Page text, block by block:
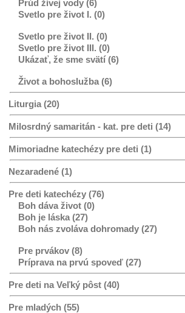
Prúd živej vody (6)
Svetlo pre život I. (0)
Svetlo pre život II. (0)
Svetlo pre život III. (0)
Ukázať, že sme svätí (6)
Život a bohoslužba (6)
Liturgia (20)
Milosrdný samaritán - kat. pre deti (14)
Mimoriadne katechézy pre deti (1)
Nezaradené (1)
Pre deti katechézy (76)
Boh dáva život (0)
Boh je láska (27)
Boh nás zvoláva dohromady (27)
Pre prvákov (8)
Príprava na prvú spoveď (27)
Pre deti na Veľký pôst (40)
Pre mladých (55)